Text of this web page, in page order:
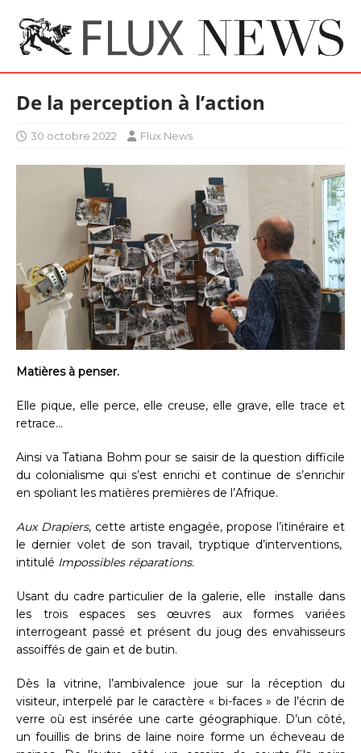
De la perception à l’action
30 octobre 2022 Flux News
Matières à penser.
Elle pique, elle perce, elle creuse, elle grave, elle trace et
retrace…
Ainsi va Tatiana Bohm pour se saisir de la question difficile
du colonialisme qui s’est enrichi et continue de s’enrichir
en spoliant les matières premières de l’Afrique.
Aux Drapiers, cette artiste engagée, propose l’itinéraire et
le dernier volet de son travail, tryptique d’interventions,
intitulé Impossibles réparations.
Usant du cadre particulier de la galerie, elle installe dans
les trois espaces ses œuvres aux formes variées
interrogeant passé et présent du joug des envahisseurs
assoiffés de gain et de butin.
Dès la vitrine, l’ambivalence joue sur la réception du
visiteur, interpelé par le caractère « bi-faces » de l’écrin de
verre où est insérée une carte géographique. D’un côté,
un fouillis de brins de laine noire forme un écheveau de